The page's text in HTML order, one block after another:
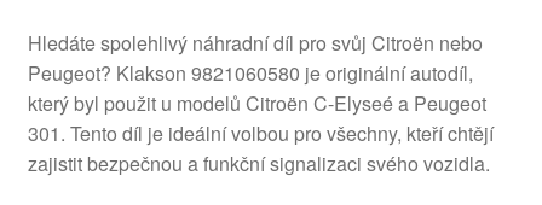
Hledáte spolehlivý náhradní díl pro svůj Citroën nebo
Peugeot? Klakson 9821060580 je originální autodíl,
který byl použit u modelů Citroën C-Elyseé a Peugeot
301. Tento díl je ideální volbou pro všechny, kteří chtějí
zajistit bezpečnou a funkční signalizaci svého vozidla.